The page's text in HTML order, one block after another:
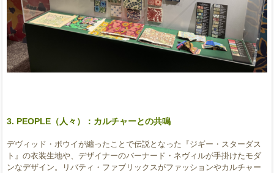
3. PEOPLE（人々）：カルチャーとの共鳴
デヴィッド・ボウイが纏ったことで伝説となった『ジギー・スターダス
ト』の衣装生地や、デザイナーのバーナード・ネヴィルが手掛けたモダ
ンなデザイン。リバティ・ファブリックスがファッションやカルチャー